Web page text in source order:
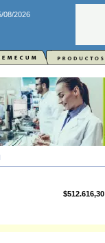
08/2026
$512.616,30